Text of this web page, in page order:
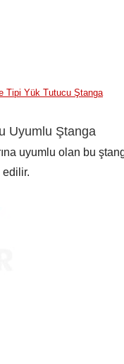
Tipi Yük Tutucu Ştanga
Uyumlu Ştanga
uyumlu olan bu
edilir.